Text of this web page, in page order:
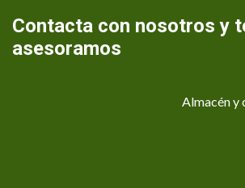
Contacta con nosotros y
asesoramos
Almacén y